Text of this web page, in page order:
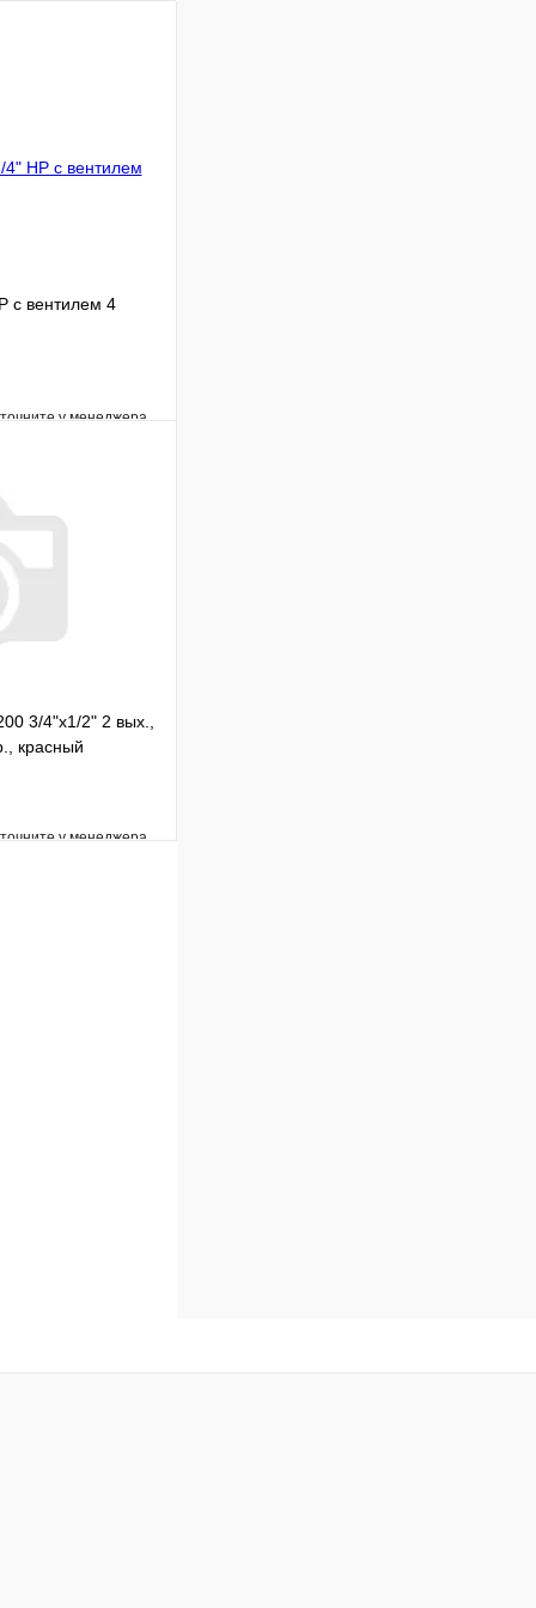
с вентилем 4
у менеджера
корзину
3/4"х1/2" 2 вых.,
красный
у менеджера